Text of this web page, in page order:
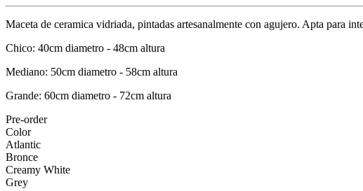
Maceta de ceramica vidriada, pintadas artesanalmente con agujero. Apta para
Chico: 40cm diametro - 48cm altura
Mediano: 50cm diametro - 58cm altura
Grande: 60cm diametro - 72cm altura
Pre-order
Color
Atlantic
Bronce
Creamy White
Grey